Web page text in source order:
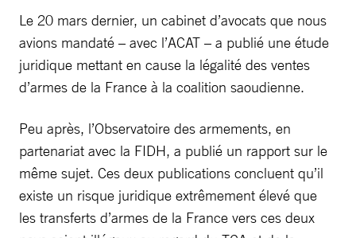
Le 20 mars dernier, un cabinet d’avocats que nous
avions mandaté – avec l’ACAT – a publié une étude
juridique mettant en cause la légalité des ventes
d’armes de la France à la coalition saoudienne.
Peu après, l’Observatoire des armements, en
partenariat avec la FIDH, a publié un rapport sur le
même sujet. Ces deux publications concluent qu’il
existe un risque juridique extrêmement élevé que
les transferts d’armes de la France vers ces deux